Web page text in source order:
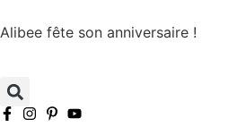
Alibee fête son anniversaire !